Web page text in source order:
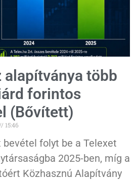
alapítványa több
forintos
(Bővített)
15:46
folyt be a Telexet
2025-ben, míg a
Közhasznú Alapítvány